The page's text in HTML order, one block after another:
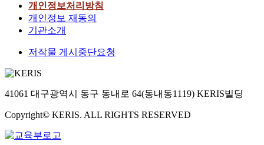
개인정보처리방침
개인정보 재동의
기관소개
저작물 게시중단요청
41061 대구광역시 동구 동내로 64(동내동1119) KERIS빌딩
Copyright© KERIS. ALL RIGHTS RESERVED